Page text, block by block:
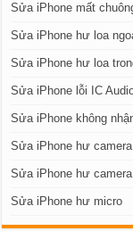
Sửa iPhone mất
Sửa iPhone hư loa
Sửa iPhone hư loa
Sửa iPhone lỗi IC
Sửa iPhone không
Sửa iPhone hư
Sửa iPhone hư
Sửa iPhone hư micro